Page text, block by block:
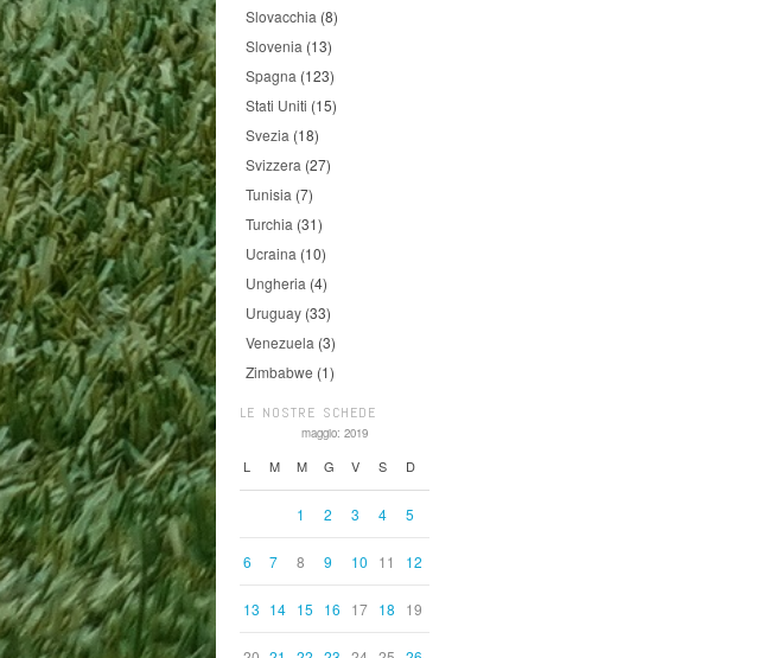
Slovacchia (8)
Slovenia (13)
Spagna (123)
Stati Uniti (15)
Svezia (18)
Svizzera (27)
Tunisia (7)
Turchia (31)
Ucraina (10)
Ungheria (4)
Uruguay (33)
Venezuela (3)
Zimbabwe (1)
LE NOSTRE SCHEDE
maggio: 2019
L M M G V S D
1 2 3 4 5
6 7 8 9 10 11 12
13 14 15 16 17 18 19